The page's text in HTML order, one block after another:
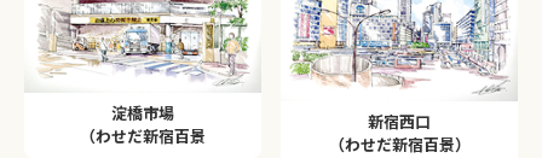
淀橋市場
（わせだ新宿百景
新宿西口
（わせだ新宿百景）